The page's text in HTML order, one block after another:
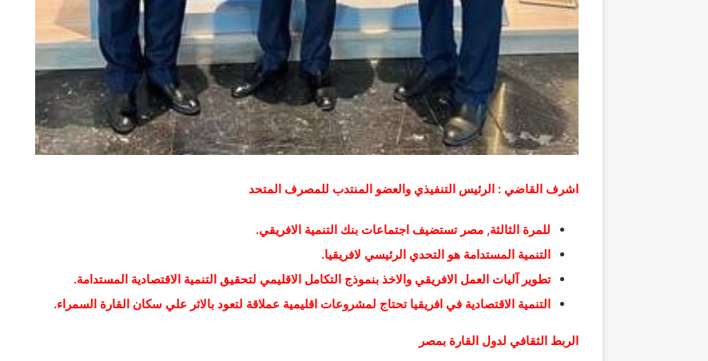
اشرف القاضي : الرئيس التنفيذي والعضو المنتدب للمصرف المتحد
للمرة الثالثة, مصر تستضيف اجتماعات بنك التنمية الافريقي.
التنمية المستدامة هو التحدي الرئيسي لافريقيا.
تطوير آليات العمل الافريقي والاخذ بنموذج التكامل الاقليمي لتحقيق التنمية الاقتصادية المستدامة.
التنمية الاقتصادية في افريقيا تحتاج لمشروعات اقليمية عملاقة لتعود بالاثر علي سكان القارة السمراء.
الربط الثقافي لدول القارة بمصر